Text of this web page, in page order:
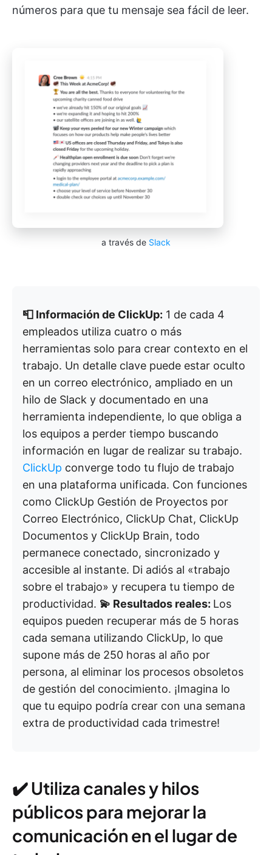
números para que tu mensaje sea fácil de leer.
a través de Slack
📮 Información de ClickUp: 1 de cada 4
empleados utiliza cuatro o más
herramientas solo para crear contexto en el
trabajo. Un detalle clave puede estar oculto
en un correo electrónico, ampliado en un
hilo de Slack y documentado en una
herramienta independiente, lo que obliga a
los equipos a perder tiempo buscando
información en lugar de realizar su trabajo.
ClickUp converge todo tu flujo de trabajo
en una plataforma unificada. Con funciones
como ClickUp Gestión de Proyectos por
Correo Electrónico, ClickUp Chat, ClickUp
Documentos y ClickUp Brain, todo
permanece conectado, sincronizado y
accesible al instante. Di adiós al «trabajo
sobre el trabajo» y recupera tu tiempo de
productividad. 💫 Resultados reales: Los
equipos pueden recuperar más de 5 horas
cada semana utilizando ClickUp, lo que
supone más de 250 horas al año por
persona, al eliminar los procesos obsoletos
de gestión del conocimiento. ¡Imagina lo
que tu equipo podría crear con una semana
extra de productividad cada trimestre!
✔️ Utiliza canales y hilos
públicos para mejorar la
comunicación en el lugar de